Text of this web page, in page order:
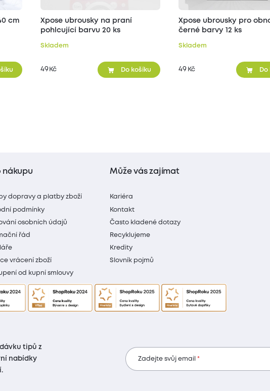
cm
Xpose ubrousky na praní
pohlcující barvu 20 ks
Skladem
49 Kč Do košíku
Xpose ubrousky pro
černé barvy 12 ks
Skladem
49 Kč Do
nákupu
dopravy a platby zboží
podmínky
osobních údajů
řád
vrácení zboží
od kupní smlouvy
Může vás zajímat
Kariéra
Kontakt
Často kladené dotazy
Recyklujeme
Kredity
Slovník pojmů
tipů z
nabídky
Zadejte svůj email